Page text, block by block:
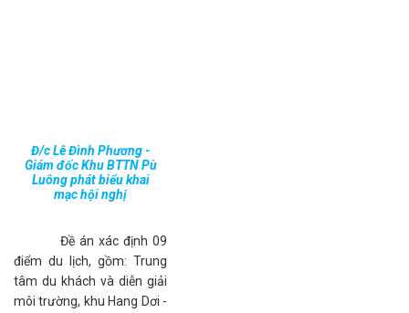
Đ/c Lê Đình Phương -
Giám đốc Khu BTTN Pù
Luông phát biểu khai
mạc hội nghị
Đề án xác định 09
điểm du lịch, gồm: Trung
tâm du khách và diễn giải
môi trường, khu Hang Dơi -